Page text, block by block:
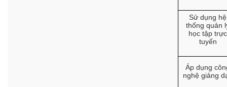
Sử dụng hệ
thống quản
học tập trực
tuyến
Áp dụng
nghệ giảng